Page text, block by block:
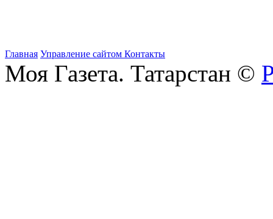
Главная Управление сайтом Контакты
Моя Газета. Татарстан ©